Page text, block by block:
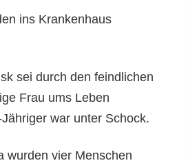
ins Krankenhaus
sei durch den feindlichen
Frau ums Leben
war unter Schock.
wurden vier Menschen